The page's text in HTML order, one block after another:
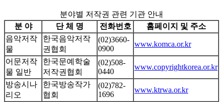
분야별 저작권 관련 기관 안내
분 야
단 체 명 전화번호
홈페이지 및 주소
음악저작
물
한국음악저작
권협회
(02)3660-
0900
www.komca.or.kr
어문저작
물 일반
한국문예학술
저작권협회
(02)508-
0440
www.copyrightkorea.or.kr
방송시나
리오
한국방송작가
협회
(02)782-
1696
www.ktrwa.or.kr